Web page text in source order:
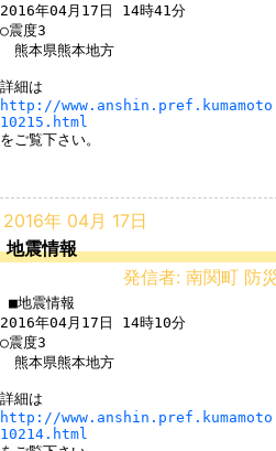
2016年04月17日 14時41分
○震度3
熊本県熊本地方
http://
10215.html
をご覧下さい。
2016年 04月 17日
地震情報
発信者: 南関町 防
2016年04月17日 14時10分
○震度3
熊本県熊本地方
http://
10214.html